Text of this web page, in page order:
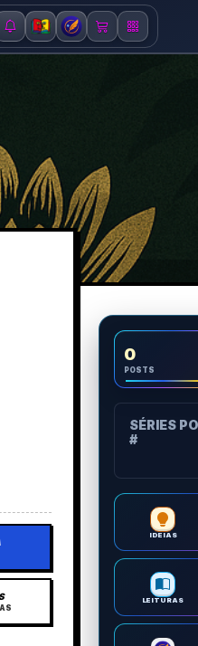
0
POSTS
SÉRIES
#
IDEIAS
LEITURAS